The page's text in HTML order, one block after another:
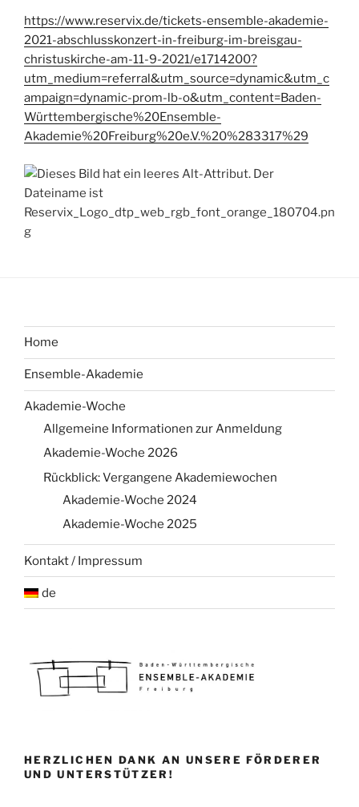
https://www.reservix.de/tickets-ensemble-akademie-
2021-abschlusskonzert-in-freiburg-im-breisgau-
christuskirche-am-11-9-2021/e1714200?
utm_medium=referral&utm_source=dynamic&utm_c
ampaign=dynamic-prom-lb-o&utm_content=Baden-
Württembergische%20Ensemble-
Akademie%20Freiburg%20e.V.%20%283317%29
Home
Ensemble-Akademie
Akademie-Woche
Allgemeine Informationen zur Anmeldung
Akademie-Woche 2026
Rückblick: Vergangene Akademiewochen
Akademie-Woche 2024
Akademie-Woche 2025
Kontakt / Impressum
de
HERZLICHEN DANK AN UNSERE FÖRDERER
UND UNTERSTÜTZER!